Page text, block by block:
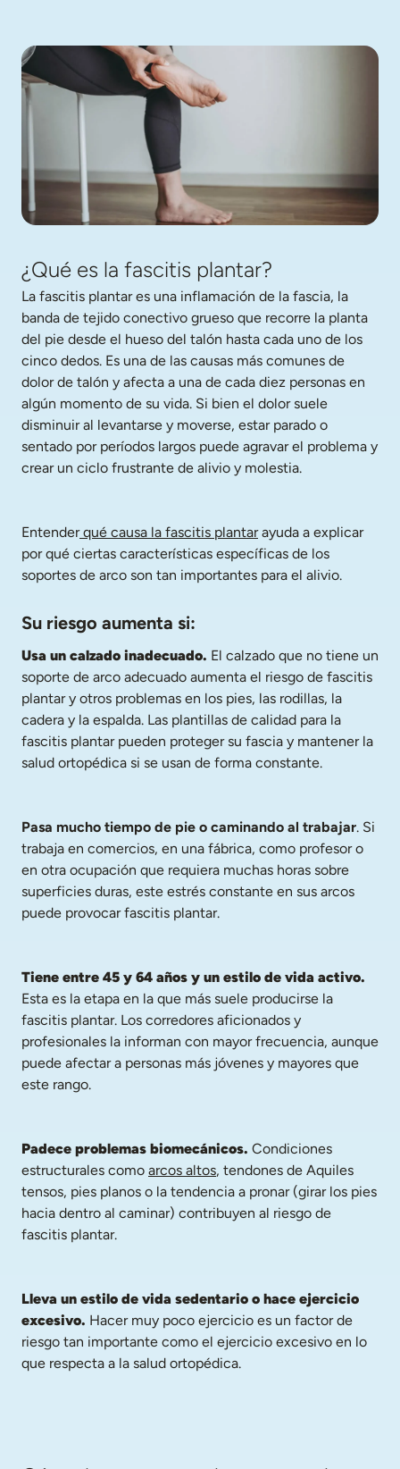
¿Qué es la fascitis plantar?
La fascitis plantar es una inflamación de la fascia, la
banda de tejido conectivo grueso que recorre la planta
del pie desde el hueso del talón hasta cada uno de los
cinco dedos. Es una de las causas más comunes de
dolor de talón y afecta a una de cada diez personas en
algún momento de su vida. Si bien el dolor suele
disminuir al levantarse y moverse, estar parado o
sentado por períodos largos puede agravar el problema y
crear un ciclo frustrante de alivio y molestia.
Entender qué causa la fascitis plantar ayuda a explicar
por qué ciertas características específicas de los
soportes de arco son tan importantes para el alivio.
Su riesgo aumenta si:
Usa un calzado inadecuado. El calzado que no tiene un
soporte de arco adecuado aumenta el riesgo de fascitis
plantar y otros problemas en los pies, las rodillas, la
cadera y la espalda. Las plantillas de calidad para la
fascitis plantar pueden proteger su fascia y mantener la
salud ortopédica si se usan de forma constante.
Pasa mucho tiempo de pie o caminando al trabajar. Si
trabaja en comercios, en una fábrica, como profesor o
en otra ocupación que requiera muchas horas sobre
superficies duras, este estrés constante en sus arcos
puede provocar fascitis plantar.
Tiene entre 45 y 64 años y un estilo de vida activo.
Esta es la etapa en la que más suele producirse la
fascitis plantar. Los corredores aficionados y
profesionales la informan con mayor frecuencia, aunque
puede afectar a personas más jóvenes y mayores que
este rango.
Padece problemas biomecánicos. Condiciones
estructurales como arcos altos, tendones de Aquiles
tensos, pies planos o la tendencia a pronar (girar los pies
hacia dentro al caminar) contribuyen al riesgo de
fascitis plantar.
Lleva un estilo de vida sedentario o hace ejercicio
excesivo. Hacer muy poco ejercicio es un factor de
riesgo tan importante como el ejercicio excesivo en lo
que respecta a la salud ortopédica.